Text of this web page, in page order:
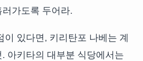
가도록 두어라.
이 있다면, 키리탄포 나베는 계
아키타의 대부분 식당에서는